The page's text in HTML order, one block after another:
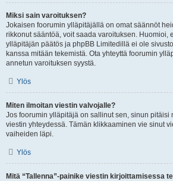
Miksi sain varoituksen?
Jokaisen foorumin ylläpitäjällä on omat säännöt
rikkonut sääntöä, voit saada varoituksen. Huomioi,
ylläpitäjän päätös ja phpBB Limitedillä ei ole
kanssa mitään tekemistä. Ota yhteyttä foorumin
annetun varoituksen syystä.
Ylös
Miten ilmoitan viestin valvojalle?
Jos foorumin ylläpitäjä on sallinut sen, sinun pitäisi
viestin yhteydessä. Tämän klikkaaminen vie sinut
vaiheiden läpi.
Ylös
Mitä “Tallenna”-painike viestin kirjoittamisessa